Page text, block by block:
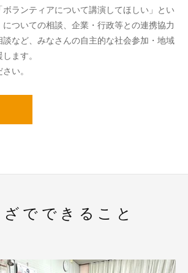
ボランティアについて講演してほしい」とい
についての相談、企業・行政等との連携協力
談など、みなさんの自主的な社会参加・地域
ます。
い。
らざでできること